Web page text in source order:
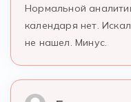
Нормальной
календаря нет.
не нашел. Минус.